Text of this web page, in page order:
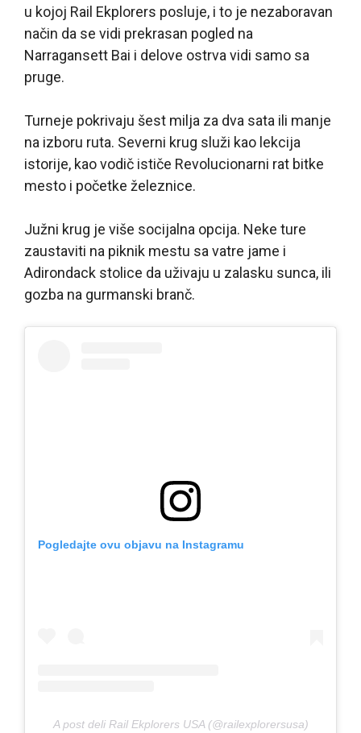
u kojoj Rail Ekplorers posluje, i to je nezaboravan
način da se vidi prekrasan pogled na
Narragansett Bai i delove ostrva vidi samo sa
pruge.
Turneje pokrivaju šest milja za dva sata ili manje
na izboru ruta. Severni krug služi kao lekcija
istorije, kao vodič ističe Revolucionarni rat bitke
mesto i početke železnice.
Južni krug je više socijalna opcija. Neke ture
zaustaviti na piknik mestu sa vatre jame i
Adirondack stolice da uživaju u zalasku sunca, ili
gozba na gurmanski branč.
Pogledajte ovu objavu na Instagramu
A post deli Rail Ekplorers USA (@railexplorersusa)